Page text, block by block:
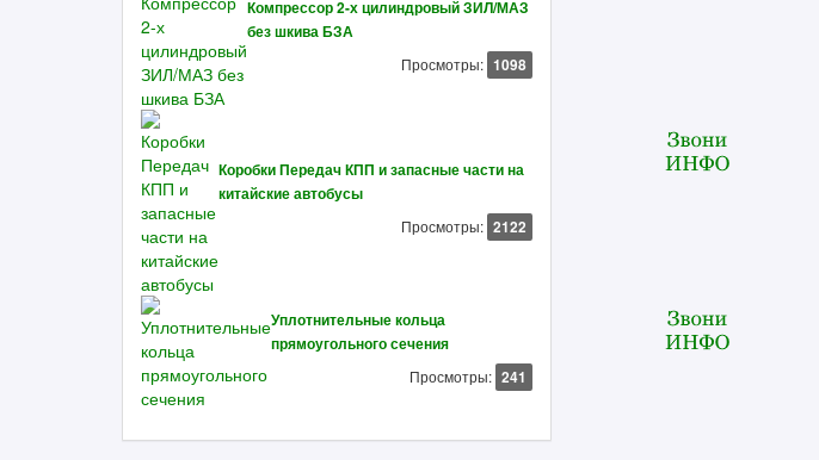
Компрессор 2-х цилиндровый ЗИЛ/МАЗ
без шкива БЗА
Просмотры: 1098
Коробки Передач КПП и запасные части на
китайские автобусы
Просмотры: 2122
Уплотнительные кольца
прямоугольного сечения
Просмотры: 241